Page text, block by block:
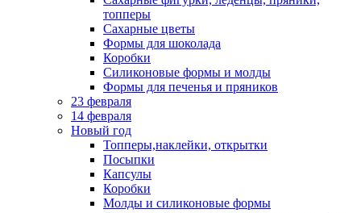
топперы
Сахарные цветы
Формы для шоколада
Коробки
Силиконовые формы и молды
Формы для печенья и пряников
23 февраля
14 февраля
Новый год
Топперы,наклейки, открытки
Посыпки
Капсулы
Коробки
Молды и силиконовые формы